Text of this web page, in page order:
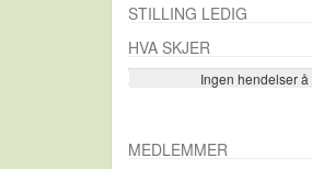
STILLING LEDIG
HVA SKJER
Ingen hendelser å
Se flere…
MEDLEMMER